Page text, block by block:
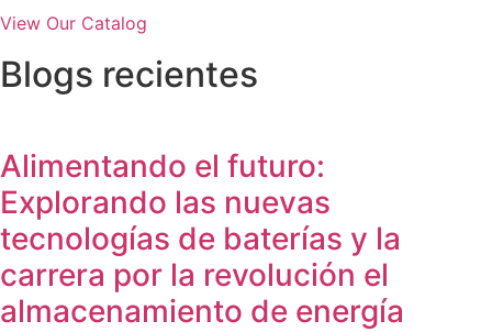
View Our Catalog
Blogs recientes
Alimentando el futuro:
Explorando las nuevas
tecnologías de baterías y la
carrera por la revolución el
almacenamiento de energía